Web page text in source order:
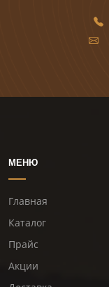
МЕНЮ
Главная
Каталог
Прайс
Акции